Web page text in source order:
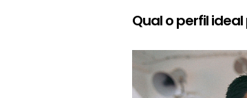
Qual o perfil